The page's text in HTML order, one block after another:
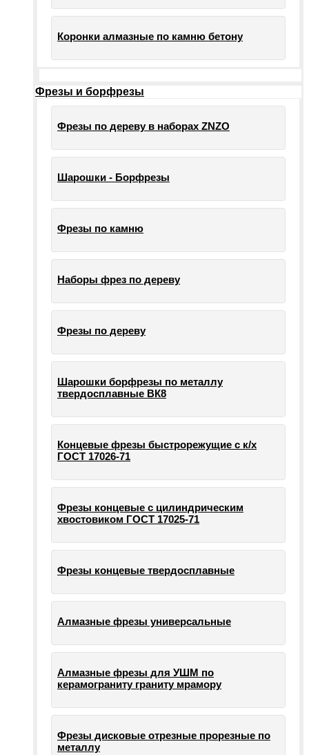
Коронки алмазные по камню бетону
Фрезы и борфрезы
Фрезы по дереву в наборах ZNZO
Шарошки - Борфрезы
Фрезы по камню
Наборы фрез по дереву
Фрезы по дереву
Шарошки борфрезы по металлу
твердосплавные ВК8
Концевые фрезы быстрорежущие с к/х
ГОСТ 17026-71
Фрезы концевые с цилиндрическим
хвостовиком ГОСТ 17025-71
Фрезы концевые твердосплавные
Алмазные фрезы универсальные
Алмазные фрезы для УШМ по
керамограниту граниту мрамору
Фрезы дисковые отрезные прорезные по
металлу